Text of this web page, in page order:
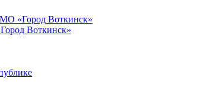
МО «Город Воткинск»
Воткинск»